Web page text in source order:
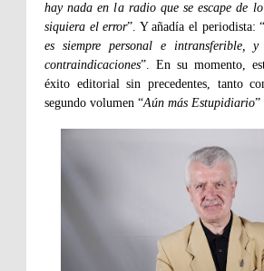
hay nada en la radio que se escape de
siquiera el error”. Y añadía el periodista:
es siempre personal e intransferible, y
contraindicaciones”. En su momento,
éxito editorial sin precedentes, tanto
segundo volumen “Aún más Estupidiario”